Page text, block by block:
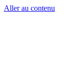
Aller au contenu